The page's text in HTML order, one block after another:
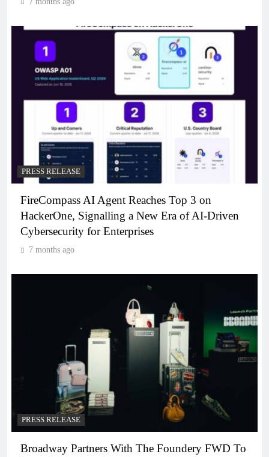
PRESS RELEASE
FireCompass AI Agent Reaches Top 3 on
HackerOne, Signalling a New Era of AI-Driven
Cybersecurity for Enterprises
7 months ago
PRESS RELEASE
Broadway Partners With The Foundery FWD To